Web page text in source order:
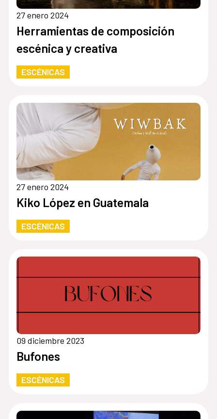
27 enero 2024
Herramientas de composición
escénica y creativa
ESCÉNICAS
27 enero 2024
Kiko López en Guatemala
ESCÉNICAS
09 diciembre 2023
Bufones
ESCÉNICAS